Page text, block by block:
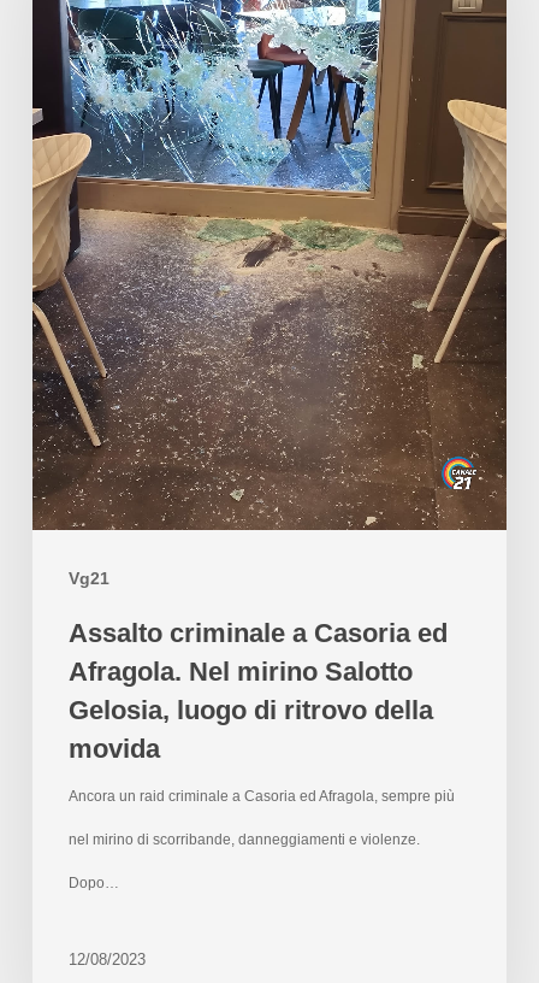
Vg21
Assalto criminale a Casoria ed
Afragola. Nel mirino Salotto
Gelosia, luogo di ritrovo della
movida
Ancora un raid criminale a Casoria ed Afragola, sempre più
nel mirino di scorribande, danneggiamenti e violenze.
Dopo…
12/08/2023